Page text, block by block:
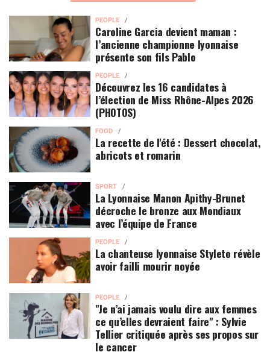
PEOPLE
Caroline Garcia devient maman :
l’ancienne championne lyonnaise
présente son fils Pablo
PEOPLE
Découvrez les 16 candidates à
l’élection de Miss Rhône-Alpes 2026
(PHOTOS)
FOOD
La recette de l'été : Dessert chocolat,
abricots et romarin
SPORT
La Lyonnaise Manon Apithy-Brunet
décroche le bronze aux Mondiaux
avec l’équipe de France
PEOPLE
La chanteuse lyonnaise Styleto révèle
avoir failli mourir noyée
PEOPLE
"Je n’ai jamais voulu dire aux femmes
ce qu’elles devraient faire" : Sylvie
Tellier critiquée après ses propos sur
le cancer